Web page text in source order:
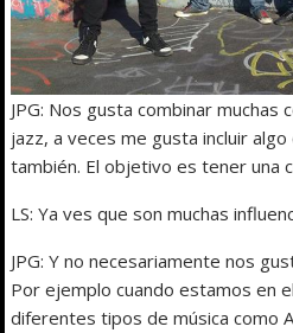
JPG: Nos gusta combinar muchas
jazz, a veces me gusta incluir
también. El objetivo es tener una
LS: Ya ves que son muchas
JPG: Y no necesariamente nos
Por ejemplo cuando estamos en
diferentes tipos de música como